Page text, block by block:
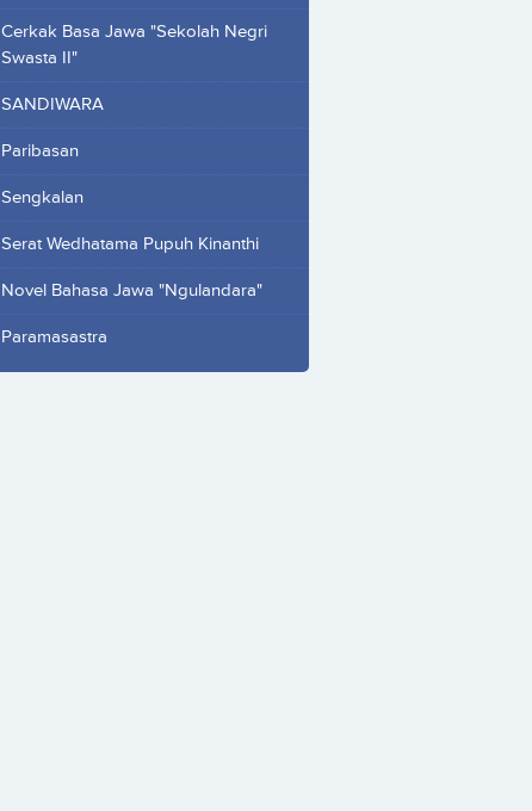
Cerkak Basa Jawa "Sekolah Negri
Swasta II"
SANDIWARA
Paribasan
Sengkalan
Serat Wedhatama Pupuh Kinanthi
Novel Bahasa Jawa "Ngulandara"
Paramasastra